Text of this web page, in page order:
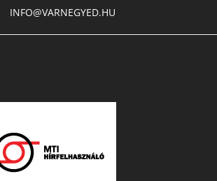
INFO@VARNEGYED.HU